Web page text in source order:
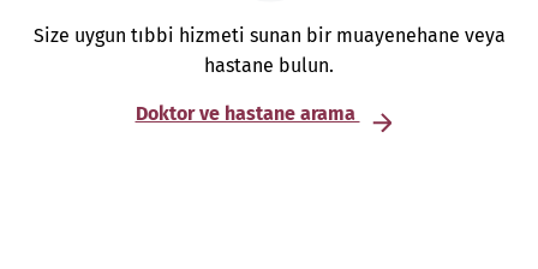
Size uygun tıbbi hizmeti sunan bir muayenehane veya
hastane bulun.
Doktor ve hastane arama